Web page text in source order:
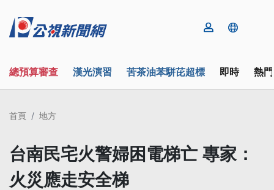
總預算審查 漢光演習 苦茶油苯駢芘超標 即時 熱
首頁 地方
台南民宅火警婦困電梯亡 專家：
火災應走安全梯